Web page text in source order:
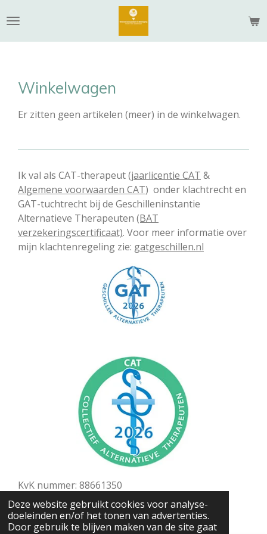
Deze website gebruikt cookies voor analyse-
doeleinden en/of het tonen van advertenties.
Door gebruik te blijven maken van de site gaat
direct
naar
Winkelwagen
Er zitten geen artikelen (meer) in de winkelwagen.
Ik val als CAT-therapeut(jaarlicentie CAT &
Algemene voorwaarden CAT) onder klachtrecht en
GAT-tuchtrecht bij de Geschilleninstantie
Alternatieve Therapeuten (BAT
verzekeringscertificaat). Voor meer informatie over
mijn klachtenregeling zie: gatgeschillen.nl
KvK nummer: 88661350
© 2025 Bewust Energetisch in Beweging
Powered byJouwWeb